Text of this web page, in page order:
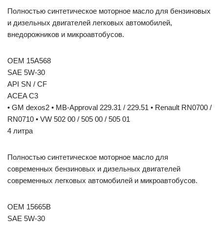
Полностью синтетическое моторное масло для бензиновых
и дизельных двигателей легковых автомобилей,
внедорожников и микроавтобусов.
OEM 15A568
SAE 5W-30
API SN / CF
ACEA C3
• GM dexos2 • MB-Approval 229.31 / 229.51 • Renault RN0700 /
RN0710 • VW 502 00 / 505 00 / 505 01
4 литра
Полностью синтетическое моторное масло для
современных бензиновых и дизельных двигателей
современных легковых автомобилей и микроавтобусов.
OEM 15665B
SAE 5W-30